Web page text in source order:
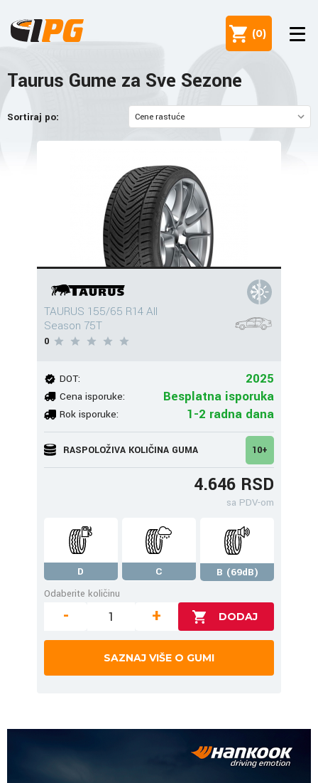
(0)
Taurus Gume za Sve Sezone
Sortiraj po:
TAURUS 155/65 R14 All
Season 75T
0
DOT: 2025
Cena isporuke: Besplatna isporuka
Rok isporuke: 1-2 radna dana
RASPOLOŽIVA KOLIČINA GUMA 10+
4.646 RSD
sa PDV-om
D C
B (69dB)
Odaberite količinu
- +
SAZNAJ VIŠE O GUMI